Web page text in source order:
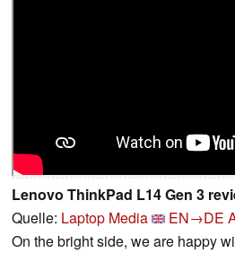
Lenovo ThinkPad L14 Gen 3
Quelle: Laptop Media EN→DE
On the bright side, we are happy